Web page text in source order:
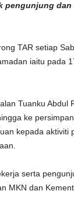
pengunjung dan
TAR setiap
iaitu pada
Tuanku Abdul
ke
kepada aktiviti
serta
MKN dan